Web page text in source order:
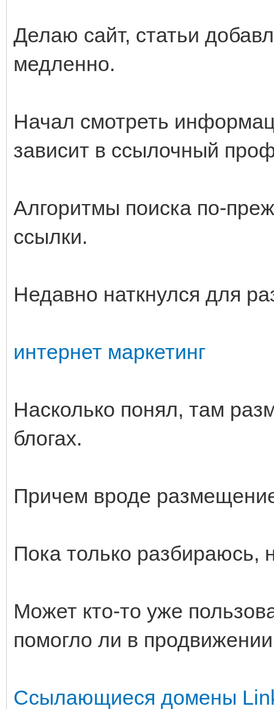
Делаю сайт, статьи
медленно.
Начал смотреть
зависит в ссылочный
Алгоритмы поиска по-
ссылки.
Недавно наткнулся для
интернет маркетинг
Насколько понял, там
блогах.
Причем вроде
Пока только разбираюсь,
Может кто-то уже
помогло ли в
Ссылающиеся домены